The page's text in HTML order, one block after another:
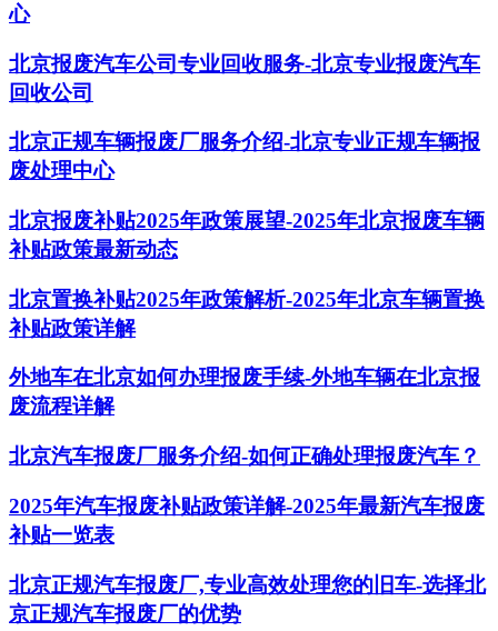
心
北京报废汽车公司专业回收服务-北京专业报废汽车
回收公司
北京正规车辆报废厂服务介绍-北京专业正规车辆报
废处理中心
北京报废补贴2025年政策展望-2025年北京报废车辆
补贴政策最新动态
北京置换补贴2025年政策解析-2025年北京车辆置换
补贴政策详解
外地车在北京如何办理报废手续-外地车辆在北京报
废流程详解
北京汽车报废厂服务介绍-如何正确处理报废汽车？
2025年汽车报废补贴政策详解-2025年最新汽车报废
补贴一览表
北京正规汽车报废厂,专业高效处理您的旧车-选择北
京正规汽车报废厂的优势